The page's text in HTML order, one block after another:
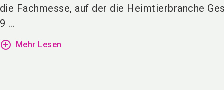
die Fachmesse, auf der die Heimtierbranche
9 ...
add_circle_outline Mehr Lesen